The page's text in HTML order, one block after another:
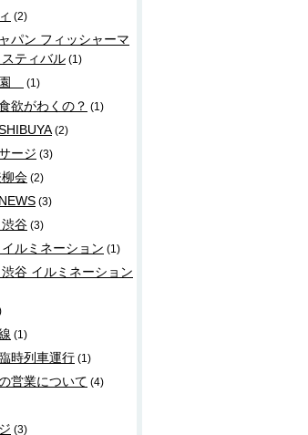
(2)
パン フィッシャーマ
ティバル (1)
園 (1)
欲がわくの？ (1)
(2)
ージ (3)
会 (2)
(3)
谷 (3)
ルミネーション (1)
谷 イルミネーション
(1)
時列車運行 (1)
営業について (4)
(3)